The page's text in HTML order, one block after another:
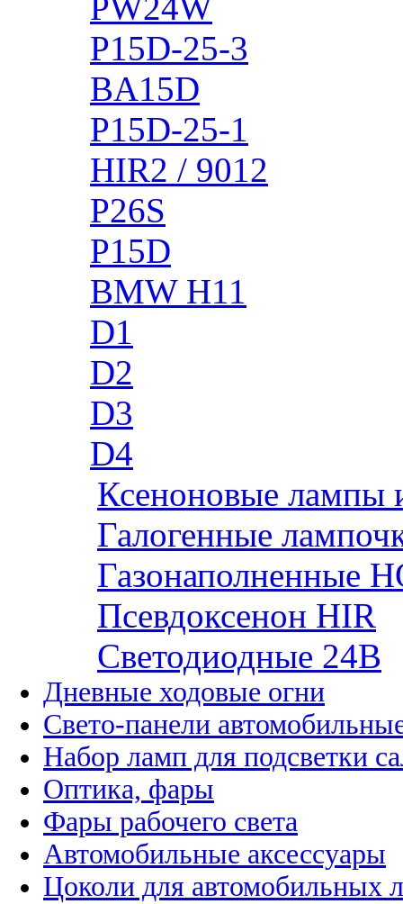
PW24W
P15D-25-3
BA15D
P15D-25-1
HIR2 / 9012
P26S
P15D
BMW H11
D1
D2
D3
D4
Ксеноновые лампы
Галогенные
Газонаполненные
Псевдоксенон HIR
Cветодиодные 24B
Дневные ходовые огни
Свето-панели
Набор ламп для подсветки
Оптика, фары
Фары рабочего света
Автомобильные аксессуары
Цоколи для автомобильных